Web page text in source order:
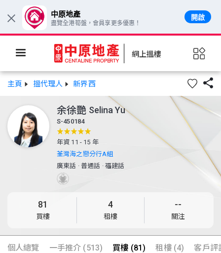
網上搵樓
主頁 搵代理人 新界西 
余徐艷 Selina Yu
S-450184
年資 11 - 15 年
荃灣海之戀分行A組
廣東話 ·普通話 ·福建話
81
買樓
4
租樓
--
關注
個人總覽 一手推介 (513) 買樓 (81) 租樓 (4) 客戶評
× 中原地產
盡覽全港筍盤，會員享更多優惠！
開啟